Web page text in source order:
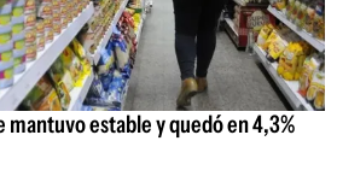
mantuvo estable y quedó en 4,3%